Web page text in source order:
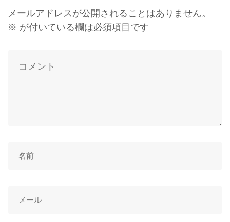
メールアドレスが公開されることはありません。
※ が付いている欄は必須項目です